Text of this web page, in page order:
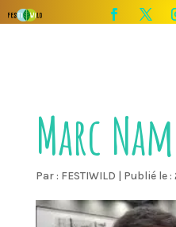
Marc
Par : FESTIWILD | Publié le :